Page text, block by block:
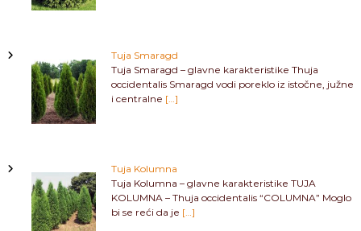
Tuja Smaragd
Tuja Smaragd – glavne karakteristike Thuja
occidentalis Smaragd vodi poreklo iz istočne, južne
i centralne […]
Tuja Kolumna
Tuja Kolumna – glavne karakteristike TUJA
KOLUMNA – Thuja occidentalis “COLUMNA” Moglo
bi se reći da je […]